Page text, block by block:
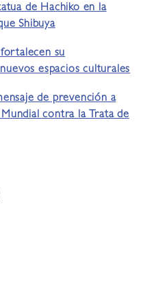
de Hachiko en la
Shibuya
su
espacios culturales
de prevención a
contra la Trata de